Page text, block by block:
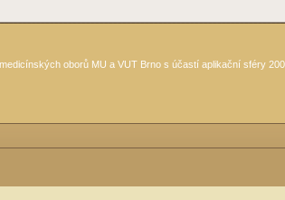
oborů MU a VUT Brno s účastí aplikační sféry